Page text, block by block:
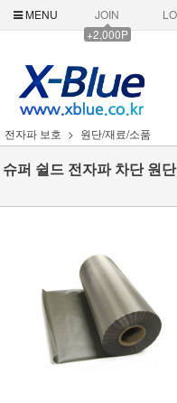
MENU
JOIN
+2,000P
전자파 보호 원단/재료/소품
슈퍼 쉴드 전자파 차단 원